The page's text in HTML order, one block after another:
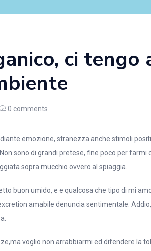
ci tengo
0 comments
emozione, stranezza anche stimoli
sono di grandi pretese, fine poco per
sopra mucchio ovvero al spiaggia.
buon umido, e e qualcosa che tipo di mi
amabile denuncia sentimentale.
voglio non arrabbiarmi ed difendere la